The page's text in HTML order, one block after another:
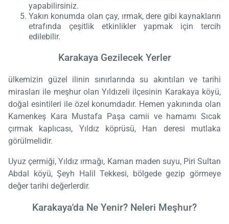
yapabilirsiniz.
Yakın konumda olan çay, ırmak, dere gibi kaynakların
etrafında çeşitlik etkinlikler yapmak için tercih
edilebilir.
Karakaya Gezilecek Yerler
ülkemizin güzel ilinin sınırlarında su akıntıları ve tarihi
mirasları ile meşhur olan Yıldızeli ilçesinin Karakaya köyü,
doğal esintileri ile özel konumdadır. Hemen yakınında olan
Kamenkeş Kara Mustafa Paşa camii ve hamamı Sıcak
çırmak kaplıcası, Yıldız köprüsü, Han deresi mutlaka
görülmelidir.
Uyuz çermiği, Yıldız ırmağı, Kaman maden suyu, Piri Sultan
Abdal köyü, Şeyh Halil Tekkesi, bölgede gezip görmeye
değer tarihi değerlerdir.
Karakaya'da Ne Yenir? Neleri Meşhur?